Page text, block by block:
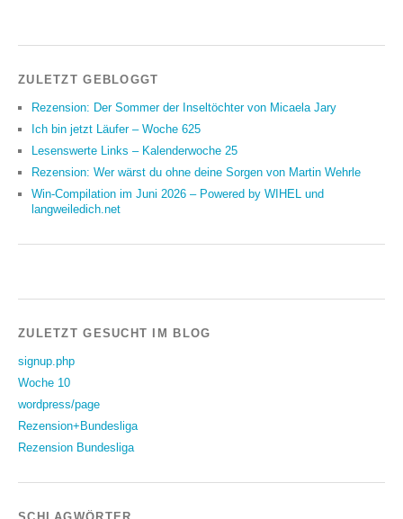
ZULETZT GEBLOGGT
Rezension: Der Sommer der Inseltöchter von Micaela Jary
Ich bin jetzt Läufer – Woche 625
Lesenswerte Links – Kalenderwoche 25
Rezension: Wer wärst du ohne deine Sorgen von Martin Wehrle
Win-Compilation im Juni 2026 – Powered by WIHEL und
langweiledich.net
ZULETZT GESUCHT IM BLOG
signup.php
Woche 10
wordpress/page
Rezension+Bundesliga
Rezension Bundesliga